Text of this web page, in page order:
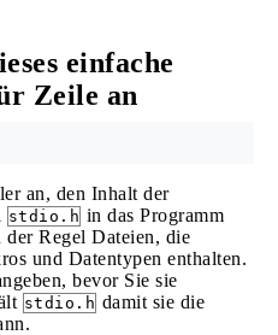
einfache
Zeile an
an, den Inhalt der
stdio.h in das Programm
der Regel Dateien, die
und Datentypen enthalten.
bevor Sie sie
stdio.h damit sie die